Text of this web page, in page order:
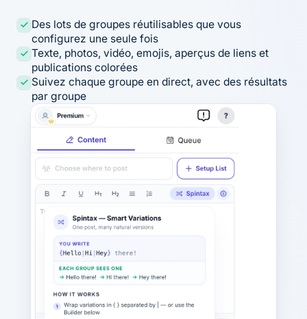
Des lots de groupes réutilisables que vous
configurez une seule fois
Texte, photos, vidéo, emojis, aperçus de liens et
publications colorées
Suivez chaque groupe en direct, avec des résultats
par groupe